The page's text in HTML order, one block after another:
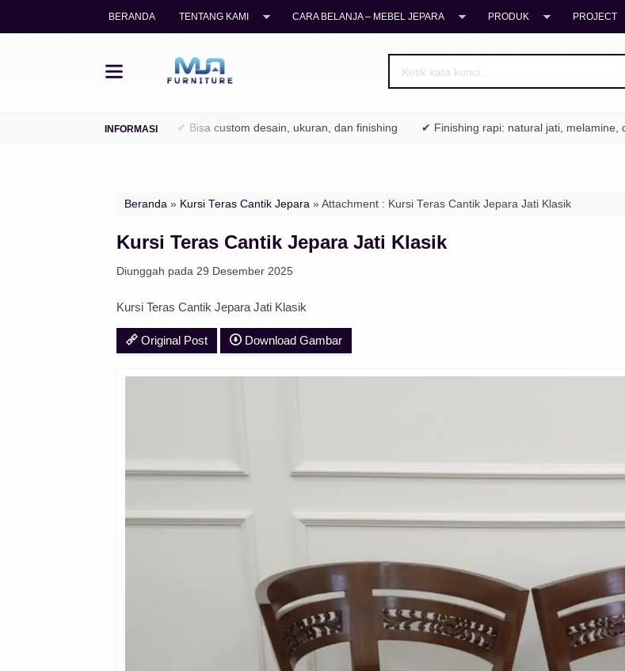
BERANDA TENTANG KAMI CARA BELANJA – MEBEL JEPARA PRODUK PROJECT
legal (TPK / Perhutani) ✔ Bisa custom desain, ukuran, dan finishing ✔ Finishing rapi: natural jati, melamine, duco
Beranda » Kursi Teras Cantik Jepara » Attachment : Kursi Teras Cantik Jepara Jati Klasik
Kursi Teras Cantik Jepara Jati Klasik
Diunggah pada 29 Desember 2025
Kursi Teras Cantik Jepara Jati Klasik
Original Post Download Gambar